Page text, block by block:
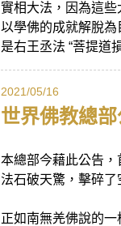
實相大法，因為這些
以學佛的成就解脫為
是右王丞法 “菩提道
2021/05/16
世界佛教總
本總部今藉此公告
法石破天驚，擊碎了
正如南無羌佛說的